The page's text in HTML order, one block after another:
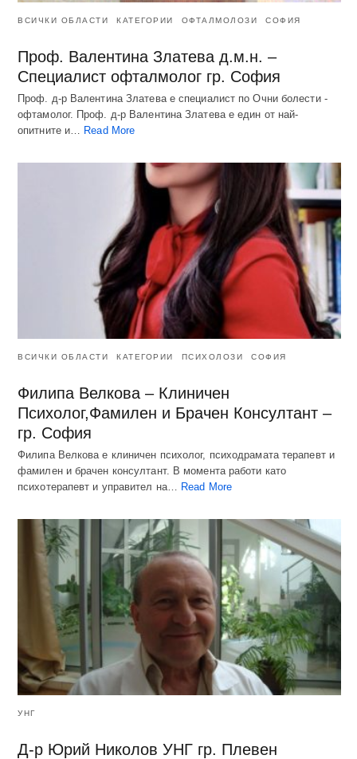
ВСИЧКИ ОБЛАСТИ КАТЕГОРИИ ОФТАЛМОЛОЗИ СОФИЯ
Проф. Валентина Златева д.м.н. –
Специалист офталмолог гр. София
Проф. д-р Валентина Златева е специалист по Очни болести -
офтамолог. Проф. д-р Валентина Златева е един от най-
опитните и… Read More
ВСИЧКИ ОБЛАСТИ КАТЕГОРИИ ПСИХОЛОЗИ СОФИЯ
Филипа Велкова – Клиничен
Психолог,Фамилен и Брачен Консултант –
гр. София
Филипа Велкова е клиничен психолог, психодрамата терапевт и
фамилен и брачен консултант. В момента работи като
психотерапевт и управител на…
Read More
УНГ
Д-р Юрий Николов УНГ гр. Плевен